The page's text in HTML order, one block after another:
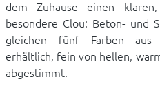
dem Zuhause einen
besondere Clou: Beton- und
gleichen fünf Farben aus
erhältlich, fein von hellen,
abgestimmt.